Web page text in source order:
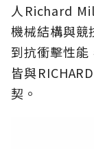
人Richard
機械結構與競
到抗衝擊性能
皆與
契。